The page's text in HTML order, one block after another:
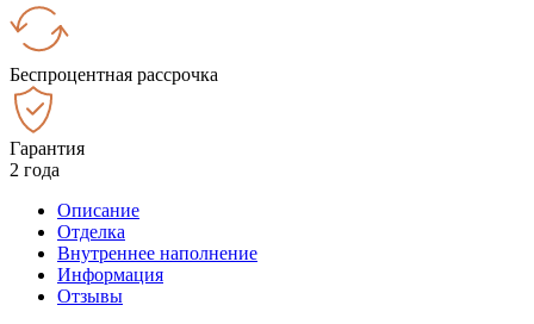
Беспроцентная рассрочка
Гарантия
2 года
Описание
Отделка
Внутреннее наполнение
Информация
Отзывы